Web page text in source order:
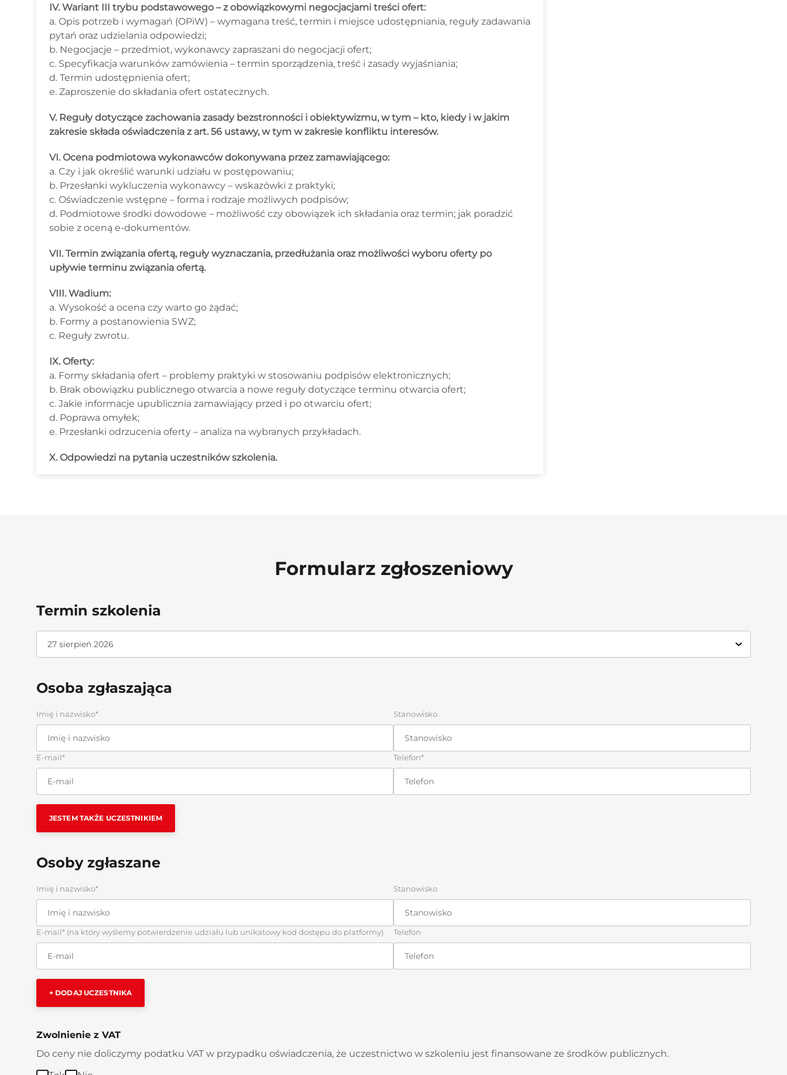
IV. Wariant III trybu podstawowego – z obowiązkowymi negocjacjami treści ofert:
a. Opis potrzeb i wymagań (OPiW) – wymagana treść, termin i miejsce udostępniania, reguły zadawania
pytań oraz udzielania odpowiedzi;
b. Negocjacje – przedmiot, wykonawcy zapraszani do negocjacji ofert;
c. Specyfikacja warunków zamówienia – termin sporządzenia, treść i zasady wyjaśniania;
d. Termin udostępnienia ofert;
e. Zaproszenie do składania ofert ostatecznych.
V. Reguły dotyczące zachowania zasady bezstronności i obiektywizmu, w tym – kto, kiedy i w jakim
zakresie składa oświadczenia z art. 56 ustawy, w tym w zakresie konfliktu interesów.
VI. Ocena podmiotowa wykonawców dokonywana przez zamawiającego:
a. Czy i jak określić warunki udziału w postępowaniu;
b. Przesłanki wykluczenia wykonawcy – wskazówki z praktyki;
c. Oświadczenie wstępne – forma i rodzaje możliwych podpisów;
d. Podmiotowe środki dowodowe – możliwość czy obowiązek ich składania oraz termin; jak poradzić
sobie z oceną e-dokumentów.
VII. Termin związania ofertą, reguły wyznaczania, przedłużania oraz możliwości wyboru oferty po
upływie terminu związania ofertą.
VIII. Wadium:
a. Wysokość a ocena czy warto go żądać;
b. Formy a postanowienia SWZ;
c. Reguły zwrotu.
IX. Oferty:
a. Formy składania ofert – problemy praktyki w stosowaniu podpisów elektronicznych;
b. Brak obowiązku publicznego otwarcia a nowe reguły dotyczące terminu otwarcia ofert;
c. Jakie informacje upublicznia zamawiający przed i po otwarciu ofert;
d. Poprawa omyłek;
e. Przesłanki odrzucenia oferty – analiza na wybranych przykładach.
X. Odpowiedzi na pytania uczestników szkolenia.
Formularz zgłoszeniowy
Termin szkolenia
Osoba zgłaszająca
Imię i nazwisko* Stanowisko
E-mail* Telefon*
JESTEM TAKŻE UCZESTNIKIEM
Osoby zgłaszane
Imię i nazwisko* Stanowisko
E-mail* (na który wyślemy potwierdzenie udziału lub unikatowy kod dostępu do platformy) Telefon
+ DODAJ UCZESTNIKA
Zwolnienie z VAT
Do ceny nie doliczymy podatku VAT w przypadku oświadczenia, że uczestnictwo w szkoleniu jest finansowane ze środków publicznych.